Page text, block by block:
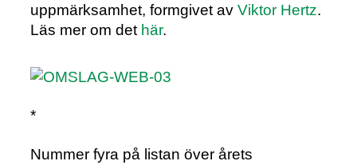
uppmärksamhet, formgivet av Viktor Hertz.
Läs mer om det här.
*
Nummer fyra på listan över årets